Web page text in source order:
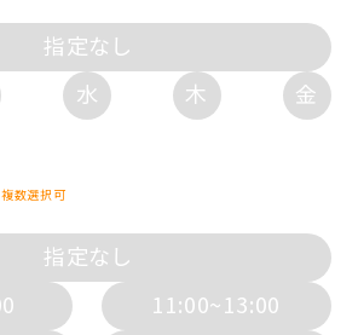
指定なし
水 木 金
数選択可
指定なし
11:00~13:00